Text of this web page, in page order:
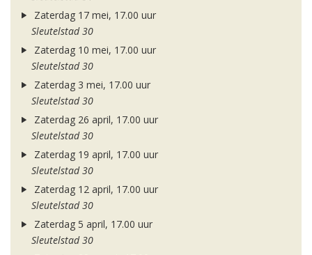
Zaterdag 17 mei, 17.00 uur
Sleutelstad 30
Zaterdag 10 mei, 17.00 uur
Sleutelstad 30
Zaterdag 3 mei, 17.00 uur
Sleutelstad 30
Zaterdag 26 april, 17.00 uur
Sleutelstad 30
Zaterdag 19 april, 17.00 uur
Sleutelstad 30
Zaterdag 12 april, 17.00 uur
Sleutelstad 30
Zaterdag 5 april, 17.00 uur
Sleutelstad 30